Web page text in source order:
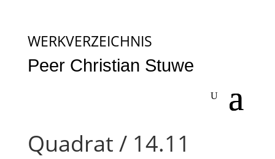
WERKVERZEICHNIS
Peer Christian Stuwe
Quadrat / 14.11